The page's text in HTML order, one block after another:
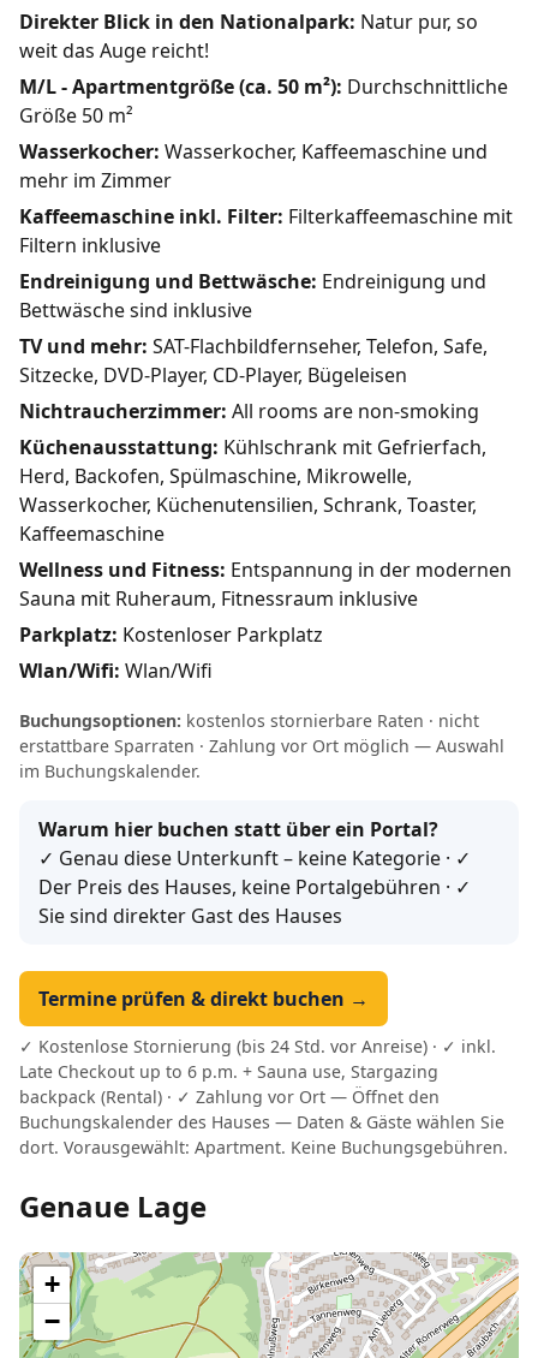
Direkter Blick in den Nationalpark: Natur pur, so
weit das Auge reicht!
M/L - Apartmentgröße (ca. 50 m²): Durchschnittliche
Größe 50 m²
Wasserkocher: Wasserkocher, Kaffeemaschine und
mehr im Zimmer
Kaffeemaschine inkl. Filter: Filterkaffeemaschine mit
Filtern inklusive
Endreinigung und Bettwäsche: Endreinigung und
Bettwäsche sind inklusive
TV und mehr: SAT-Flachbildfernseher, Telefon, Safe,
Sitzecke, DVD-Player, CD-Player, Bügeleisen
Nichtraucherzimmer: All rooms are non-smoking
Küchenausstattung: Kühlschrank mit Gefrierfach,
Herd, Backofen, Spülmaschine, Mikrowelle,
Wasserkocher, Küchenutensilien, Schrank, Toaster,
Kaffeemaschine
Wellness und Fitness: Entspannung in der modernen
Sauna mit Ruheraum, Fitnessraum inklusive
Parkplatz: Kostenloser Parkplatz
Wlan/Wifi: Wlan/Wifi
Buchungsoptionen: kostenlos stornierbare Raten · nicht
erstattbare Sparraten · Zahlung vor Ort möglich — Auswahl
im Buchungskalender.
Warum hier buchen statt über ein Portal?
✓ Genau diese Unterkunft – keine Kategorie · ✓
Der Preis des Hauses, keine Portalgebühren · ✓
Sie sind direkter Gast des Hauses
Termine prüfen & direkt buchen →
✓ Kostenlose Stornierung (bis 24 Std. vor Anreise) · ✓ inkl.
Late Checkout up to 6 p.m. + Sauna use, Stargazing
backpack (Rental) · ✓ Zahlung vor Ort — Öffnet den
Buchungskalender des Hauses — Daten & Gäste wählen Sie
dort. Vorausgewählt: Apartment. Keine Buchungsgebühren.
Genaue Lage
+
−